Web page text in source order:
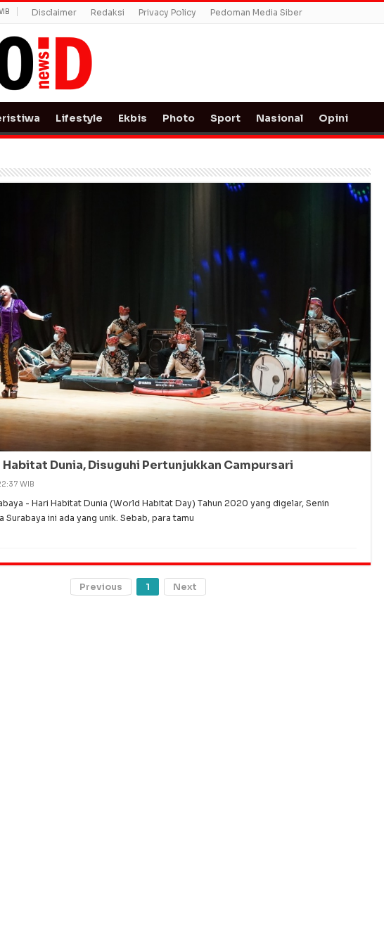
Disclaimer Redaksi Privacy Policy Pedoman Media Siber
Lifestyle Ekbis Photo Sport Nasional Opini
Dunia, Disuguhi Pertunjukkan Campursari
WIB
- Hari Habitat Dunia (World Habitat Day) Tahun 2020 yang digelar, Senin
ini ada yang unik. Sebab, para tamu
Previous 1 Next